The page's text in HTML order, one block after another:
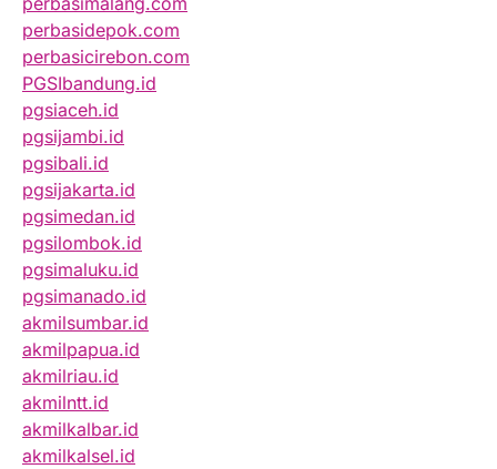
perbasidepok.com
perbasicirebon.com
PGSIbandung.id
pgsiaceh.id
pgsijambi.id
pgsibali.id
pgsijakarta.id
pgsimedan.id
pgsilombok.id
pgsimaluku.id
pgsimanado.id
akmilsumbar.id
akmilpapua.id
akmilriau.id
akmilntt.id
akmilkalbar.id
akmilkalsel.id